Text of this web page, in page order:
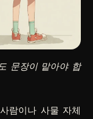
문장이 맡아야 합
람이나 사물 자체